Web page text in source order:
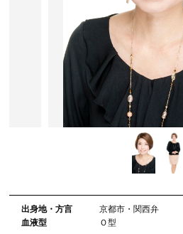
出⾝地・⽅⾔
京都市・関西弁
血液型
Ｏ型